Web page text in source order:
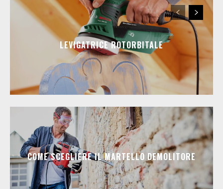
LEVIGATRICE ROTORBITALE
COME SCEGLIERE IL MARTELLO DEMOLITORE